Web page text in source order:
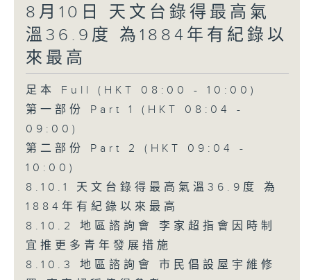
8月10日 天文台錄得最高氣
溫36.9度 為1884年有紀錄以
來最高
足本 Full (HKT 08:00 - 10:00)
第一部份 Part 1 (HKT 08:04 -
09:00)
第二部份 Part 2 (HKT 09:04 -
10:00)
8.10.1 天文台錄得最高氣溫36.9度 為
1884年有紀錄以來最高
8.10.2 地區諮詢會 李家超指會因時制
宜推更多青年發展措施
8.10.3 地區諮詢會 市民倡設屋宇維修